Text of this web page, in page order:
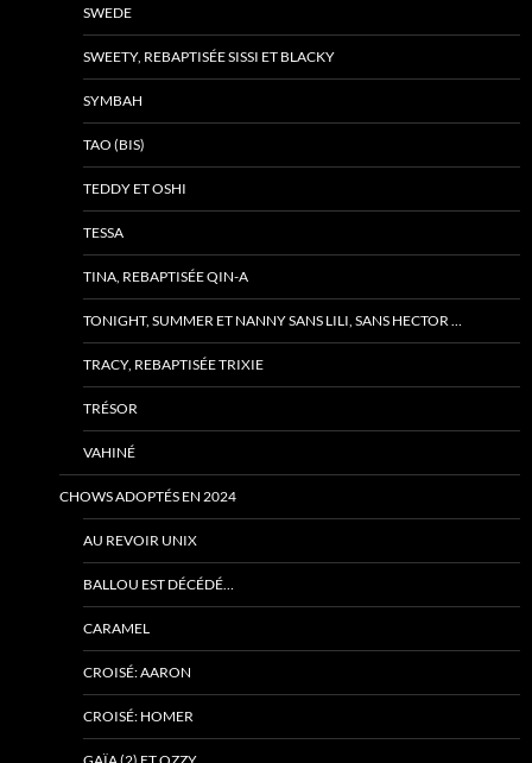
SWEDE
SWEETY, REBAPTISÉE SISSI ET BLACKY
SYMBAH
TAO (BIS)
TEDDY ET OSHI
TESSA
TINA, REBAPTISÉE QIN-A
TONIGHT, SUMMER ET NANNY SANS LILI, SANS HECTOR …
TRACY, REBAPTISÉE TRIXIE
TRÉSOR
VAHINÉ
CHOWS ADOPTÉS EN 2024
AU REVOIR UNIX
BALLOU EST DÉCÉDÉ…
CARAMEL
CROISÉ: AARON
CROISÉ: HOMER